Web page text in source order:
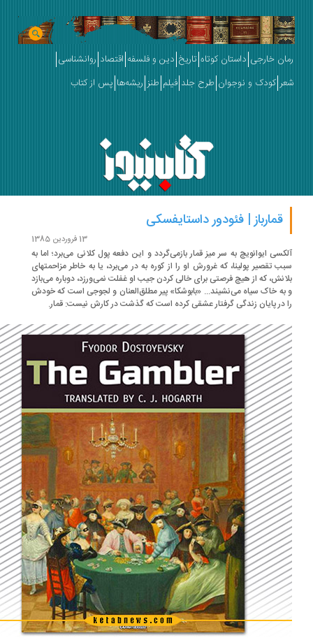
خارجی داستان کوتاه تاریخ دین و فلسفه اقتصاد روانشناسی
کودک و نوجوان طرح جلد فیلم طنز ریشه‌ها پس از کتاب
قمارباز | فئودور داستایفسکی
ایوانویچ به سر میز قمار بازمی­‌گردد و این دفعه پول کلانی می­‌برد؛ اما به
تقصیر پولینا، که غرورش او را از کوره به در می‌­برد، یا به خاطر مزاحمتهای
که از هیچ فرصتی برای خالی کردن جیب او غفلت نمی‌­ورزد، دوباره می­‌بازد
خاک سیاه می‌­نشیند... «بابوشکا» پیر مطلق­‌العنان و لجوجی است که خودش
در پایان زندگی گرفتار عشقی کرده است که گذشت در کارش نیست: قمار.